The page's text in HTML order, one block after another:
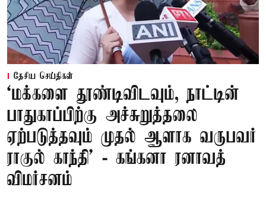
தேசிய செய்திகள்
‘மக்களை தூண்டிவிடவும், நாட்டின்
பாதுகாப்பிற்கு அச்சுறுத்தலை
ஏற்படுத்தவும் முதல் ஆளாக வருபவர்
ராகுல் காந்தி’ - கங்கனா ரனாவத்
விமர்சனம்